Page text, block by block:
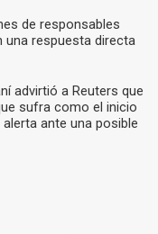
de responsables
una respuesta directa
advirtió a Reuters que
sufra como el inicio
ante una posible